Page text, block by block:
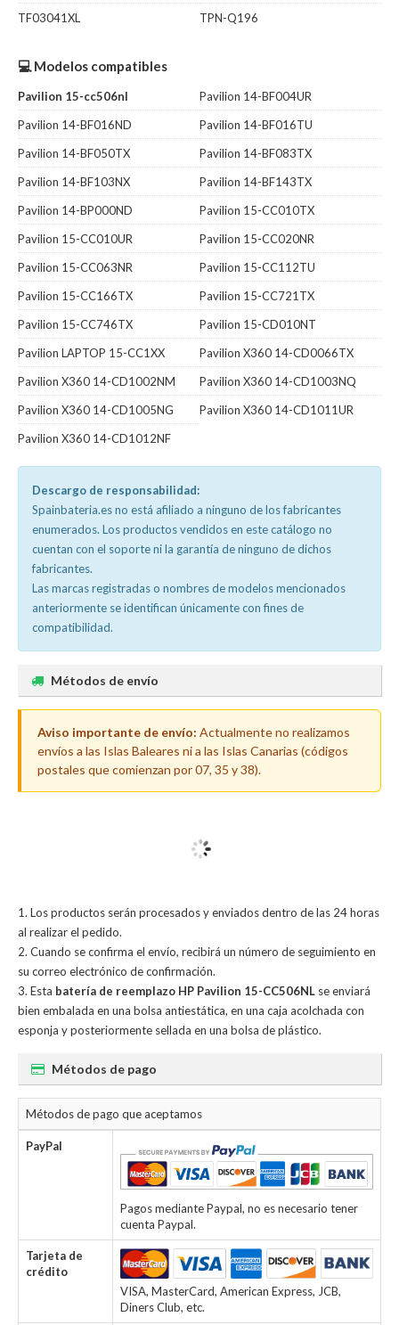
TF03041XL TPN-Q196
💻 Modelos compatibles
Pavilion 15-cc506nl
Pavilion 14-BF004UR
Pavilion 14-BF016ND
Pavilion 14-BF016TU
Pavilion 14-BF050TX
Pavilion 14-BF083TX
Pavilion 14-BF103NX
Pavilion 14-BF143TX
Pavilion 14-BP000ND
Pavilion 15-CC010TX
Pavilion 15-CC010UR
Pavilion 15-CC020NR
Pavilion 15-CC063NR
Pavilion 15-CC112TU
Pavilion 15-CC166TX
Pavilion 15-CC721TX
Pavilion 15-CC746TX
Pavilion 15-CD010NT
Pavilion LAPTOP 15-CC1XX
Pavilion X360 14-CD0066TX
Pavilion X360 14-CD1002NM
Pavilion X360 14-CD1003NQ
Pavilion X360 14-CD1005NG
Pavilion X360 14-CD1011UR
Pavilion X360 14-CD1012NF
Descargo de responsabilidad:
Spainbateria.es no está afiliado a ninguno de los fabricantes
enumerados. Los productos vendidos en este catálogo no
cuentan con el soporte ni la garantía de ninguno de dichos
fabricantes.
Las marcas registradas o nombres de modelos mencionados
anteriormente se identifican únicamente con fines de
compatibilidad.
Métodos de envío
Aviso importante de envío: Actualmente no realizamos
envíos a las Islas Baleares ni a las Islas Canarias (códigos
postales que comienzan por 07, 35 y 38).
Los productos serán procesados y enviados dentro de las 24 horas
al realizar el pedido.
Cuando se confirma el envío, recibirá un número de seguimiento en
su correo electrónico de confirmación.
Esta batería de reemplazo HP Pavilion 15-CC506NL se enviará
bien embalada en una bolsa antiestática, en una caja acolchada con
esponja y posteriormente sellada en una bolsa de plástico.
Métodos de pago
Métodos de pago que aceptamos
PayPal
Pagos mediante Paypal, no es necesario tener
cuenta Paypal.
Tarjeta de
crédito
VISA, MasterCard, American Express, JCB,
Diners Club, etc.